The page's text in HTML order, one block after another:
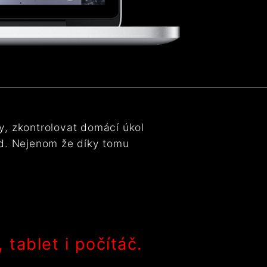
zkontrolovat domácí úkol
Nejenom že díky tomu
tablet i počítáč.